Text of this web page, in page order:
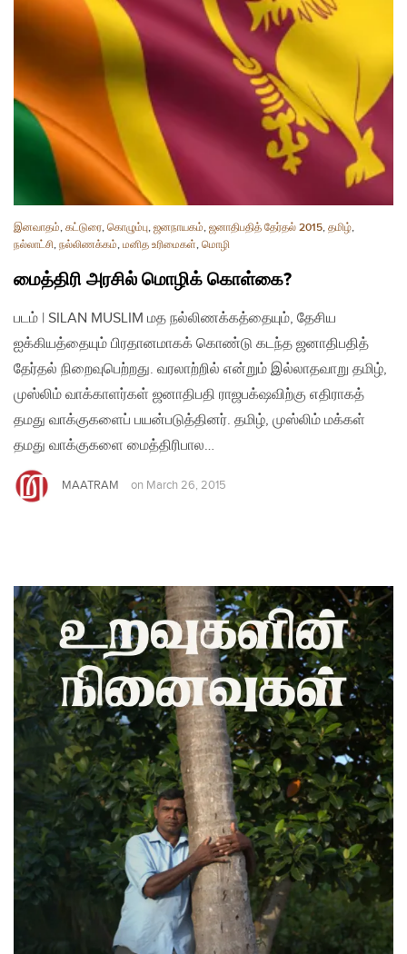
இனவாதம், கட்டுரை, கொழும்பு, ஜனநாயகம், ஜனாதிபதித் தேர்தல் 2015, தமிழ்,
நல்லாட்சி, நல்லிணக்கம், மனித உரிமைகள், மொழி
மைத்திரி அரசில் மொழிக் கொள்கை?
படம் | SILAN MUSLIM மத நல்லிணக்கத்தையும், தேசிய
ஐக்கியத்தையும் பிரதானமாகக் கொண்டு கடந்த ஜனாதிபதித்
தேர்தல் நிறைவுபெற்றது. வரலாற்றில் என்றும் இல்லாதவாறு தமிழ்,
முஸ்லிம் வாக்காளர்கள் ஜனாதிபதி ராஜபக்‌ஷவிற்கு எதிராகத்
தமது வாக்குகளைப் பயன்படுத்தினர். தமிழ், முஸ்லிம் மக்கள்
தமது வாக்குகளை மைத்திரிபால…
MAATRAM on March 26, 2015